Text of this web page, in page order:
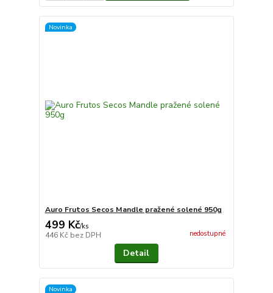
Novinka
Auro Frutos Secos Mandle pražené solené 950g
499 Kč/ks
446 Kč bez DPH nedostupné
Detail
Novinka